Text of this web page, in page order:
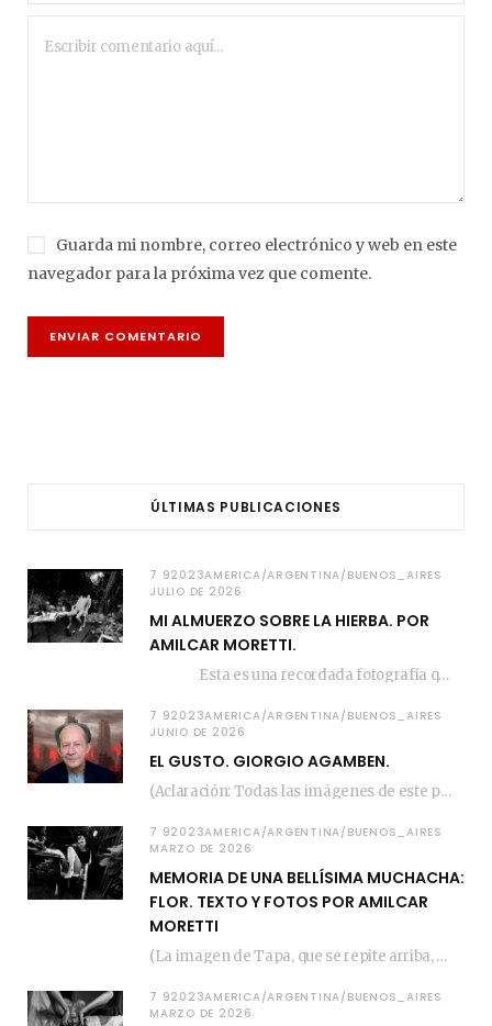
Guarda mi nombre, correo electrónico y web en este
navegador para la próxima vez que comente.
ÚLTIMAS PUBLICACIONES
7 92023AMERICA/ARGENTINA/BUENOS_AIRES
JULIO DE 2026
MI ALMUERZO SOBRE LA HIERBA. POR
AMILCAR MORETTI.
Esta es una recordada fotografía que registré…
7 92023AMERICA/ARGENTINA/BUENOS_AIRES
JUNIO DE 2026
EL GUSTO. GIORGIO AGAMBEN.
(Aclaración: Todas las imágenes de este posteo fueron tomadas de Bloghemia.com, y todos los…
7 92023AMERICA/ARGENTINA/BUENOS_AIRES
MARZO DE 2026
MEMORIA DE UNA BELLÍSIMA MUCHACHA:
FLOR. TEXTO Y FOTOS POR AMILCAR
MORETTI
(La imagen de Tapa, que se repite arriba, fue compuesta por Amilcar Moretti el viernes…
7 92023AMERICA/ARGENTINA/BUENOS_AIRES
MARZO DE 2026